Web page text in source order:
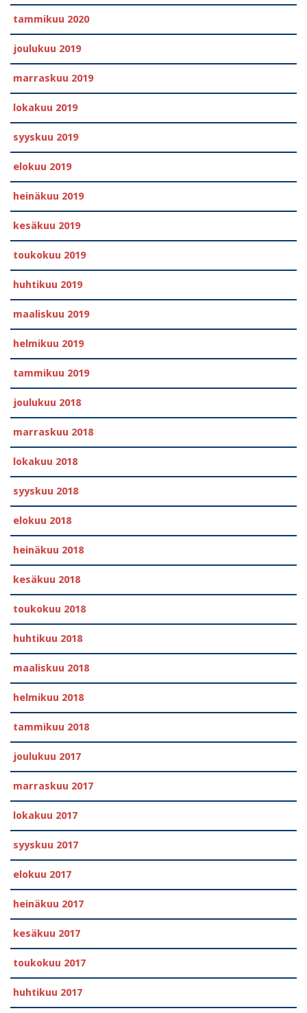
tammikuu 2020
joulukuu 2019
marraskuu 2019
lokakuu 2019
syyskuu 2019
elokuu 2019
heinäkuu 2019
kesäkuu 2019
toukokuu 2019
huhtikuu 2019
maaliskuu 2019
helmikuu 2019
tammikuu 2019
joulukuu 2018
marraskuu 2018
lokakuu 2018
syyskuu 2018
elokuu 2018
heinäkuu 2018
kesäkuu 2018
toukokuu 2018
huhtikuu 2018
maaliskuu 2018
helmikuu 2018
tammikuu 2018
joulukuu 2017
marraskuu 2017
lokakuu 2017
syyskuu 2017
elokuu 2017
heinäkuu 2017
kesäkuu 2017
toukokuu 2017
huhtikuu 2017